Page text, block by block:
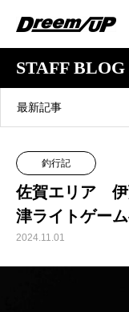
STAFF BLOG
最新記事
釣行記
佐賀エリア 伊
津ライトゲーム
2024.11.01